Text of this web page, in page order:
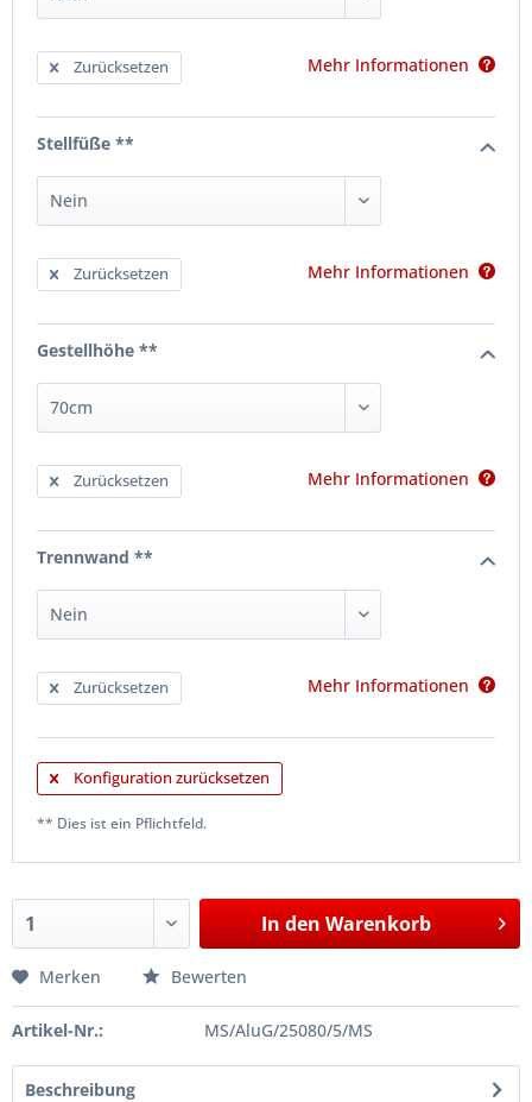
Zurücksetzen Mehr Informationen
Stellfüße **
Zurücksetzen Mehr Informationen
Gestellhöhe **
Zurücksetzen Mehr Informationen
Trennwand **
Zurücksetzen Mehr Informationen
Konfiguration zurücksetzen
** Dies ist ein Pflichtfeld.
In den Warenkorb
Merken Bewerten
Artikel-Nr.: MS/AluG/25080/5/MS
Beschreibung